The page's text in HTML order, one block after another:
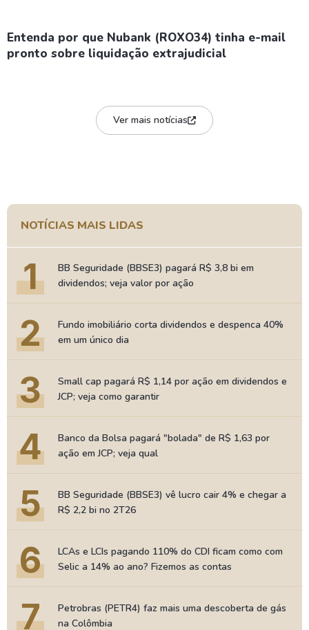
Entenda por que Nubank (ROXO34) tinha e-mail
pronto sobre liquidação extrajudicial
Ver mais notícias
NOTÍCIAS MAIS LIDAS
1
BB Seguridade (BBSE3) pagará R$ 3,8 bi em
dividendos; veja valor por ação
2
Fundo imobiliário corta dividendos e despenca 40%
em um único dia
3
Small cap pagará R$ 1,14 por ação em dividendos e
JCP; veja como garantir
4
Banco da Bolsa pagará "bolada" de R$ 1,63 por
ação em JCP; veja qual
5
BB Seguridade (BBSE3) vê lucro cair 4% e chegar a
R$ 2,2 bi no 2T26
6
LCAs e LCIs pagando 110% do CDI ficam como com
Selic a 14% ao ano? Fizemos as contas
7
Petrobras (PETR4) faz mais uma descoberta de gás
na Colômbia